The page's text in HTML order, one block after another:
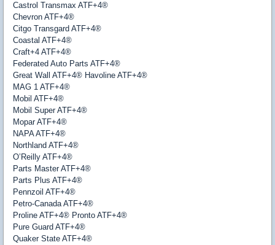
Castrol Transmax ATF+4®
Chevron ATF+4®
Citgo Transgard ATF+4®
Coastal ATF+4®
Craft+4 ATF+4®
Federated Auto Parts ATF+4®
Great Wall ATF+4® Havoline ATF+4®
MAG 1 ATF+4®
Mobil ATF+4®
Mobil Super ATF+4®
Mopar ATF+4®
NAPA ATF+4®
Northland ATF+4®
O’Reilly ATF+4®
Parts Master ATF+4®
Parts Plus ATF+4®
Pennzoil ATF+4®
Petro-Canada ATF+4®
Proline ATF+4® Pronto ATF+4®
Pure Guard ATF+4®
Quaker State ATF+4®